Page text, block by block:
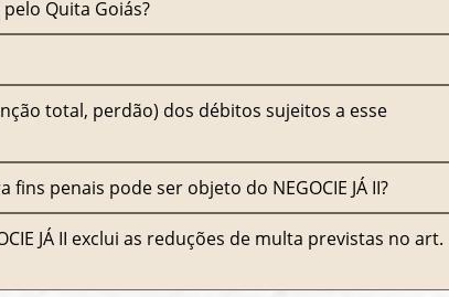
Quita Goiás?
total, perdão) dos débitos sujeitos a esse
penais pode ser objeto do NEGOCIE JÁ II?
JÁ II exclui as reduções de multa previstas no art.